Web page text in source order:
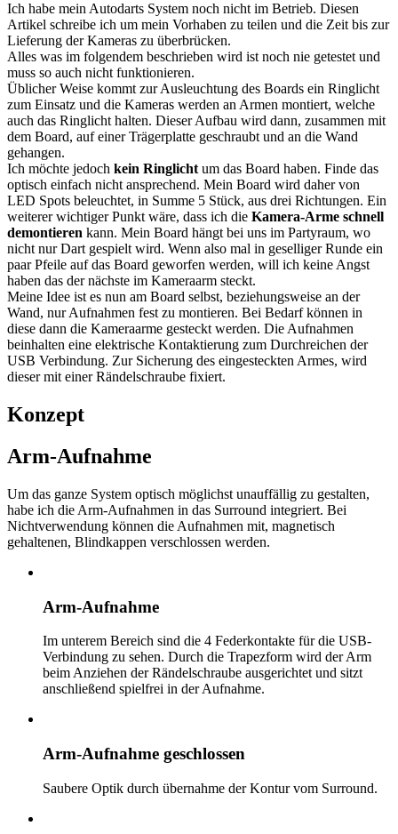
Ich habe mein Autodarts System noch nicht im Betrieb. Diesen
Artikel schreibe ich um mein Vorhaben zu teilen und die Zeit bis zur
Lieferung der Kameras zu überbrücken.
Alles was im folgendem beschrieben wird ist noch nie getestet und
muss so auch nicht funktionieren.
Üblicher Weise kommt zur Ausleuchtung des Boards ein Ringlicht
zum Einsatz und die Kameras werden an Armen montiert, welche
auch das Ringlicht halten. Dieser Aufbau wird dann, zusammen mit
dem Board, auf einer Trägerplatte geschraubt und an die Wand
gehangen.
Ich möchte jedoch kein Ringlicht um das Board haben. Finde das
optisch einfach nicht ansprechend. Mein Board wird daher von
LED Spots beleuchtet, in Summe 5 Stück, aus drei Richtungen. Ein
weiterer wichtiger Punkt wäre, dass ich die Kamera-Arme schnell
demontieren kann. Mein Board hängt bei uns im Partyraum, wo
nicht nur Dart gespielt wird. Wenn also mal in geselliger Runde ein
paar Pfeile auf das Board geworfen werden, will ich keine Angst
haben das der nächste im Kameraarm steckt.
Meine Idee ist es nun am Board selbst, beziehungsweise an der
Wand, nur Aufnahmen fest zu montieren. Bei Bedarf können in
diese dann die Kameraarme gesteckt werden. Die Aufnahmen
beinhalten eine elektrische Kontaktierung zum Durchreichen der
USB Verbindung. Zur Sicherung des eingesteckten Armes, wird
dieser mit einer Rändelschraube fixiert.
Konzept
Arm-Aufnahme
Um das ganze System optisch möglichst unauffällig zu gestalten,
habe ich die Arm-Aufnahmen in das Surround integriert. Bei
Nichtverwendung können die Aufnahmen mit, magnetisch
gehaltenen, Blindkappen verschlossen werden.
Arm-Aufnahme
Im unterem Bereich sind die 4 Federkontakte für die USB-
Verbindung zu sehen. Durch die Trapezform wird der Arm
beim Anziehen der Rändelschraube ausgerichtet und sitzt
anschließend spielfrei in der Aufnahme.
Arm-Aufnahme geschlossen
Saubere Optik durch übernahme der Kontur vom Surround.